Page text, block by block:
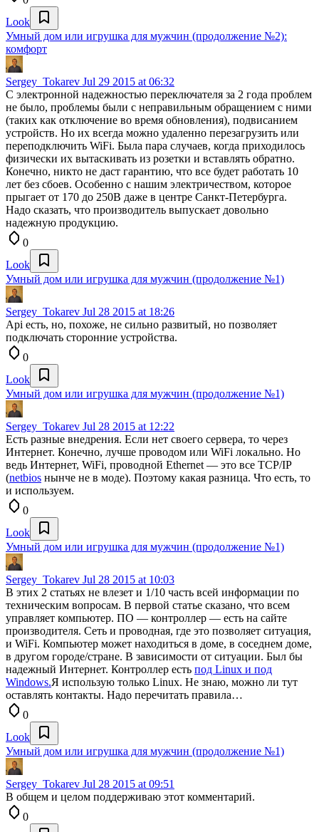
Look
Умный дом или игрушка для мужчин (продолжение №2):
комфорт
Sergey_Tokarev Jul 29 2015 at 06:32
С электронной надежностью переключателя за 2 года проблем
не было, проблемы были с неправильным обращением с ними
(таких как отключение во время обновления), подвисанием
устройств. Но их всегда можно удаленно перезагрузить или
переподключить WiFi. Была пара случаев, когда приходилось
физически их вытаскивать из розетки и вставлять обратно.
Конечно, никто не даст гарантию, что все будет работать 10
лет без сбоев. Особенно с нашим электричеством, которое
прыгает от 170 до 250В даже в центре Санкт-Петербурга.
Надо сказать, что производитель выпускает довольно
надежную продукцию.
0
Look
Умный дом или игрушка для мужчин (продолжение №1)
Sergey_Tokarev Jul 28 2015 at 18:26
Api есть, но, похоже, не сильно развитый, но позволяет
подключать сторонние устройства.
0
Look
Умный дом или игрушка для мужчин (продолжение №1)
Sergey_Tokarev Jul 28 2015 at 12:22
Есть разные внедрения. Если нет своего сервера, то через
Интернет. Конечно, лучше проводом или WiFi локально. Но
ведь Интернет, WiFi, проводной Ethernet — это все TCP/IP
(netbios нынче не в моде). Поэтому какая разница. Что есть, то
и используем.
0
Look
Умный дом или игрушка для мужчин (продолжение №1)
Sergey_Tokarev Jul 28 2015 at 10:03
В этих 2 статьях не влезет и 1/10 часть всей информации по
техническим вопросам. В первой статье сказано, что всем
управляет компьютер. ПО — контроллер — есть на сайте
производителя. Сеть и проводная, где это позволяет ситуация,
и WiFi. Компьютер может находиться в доме, в соседнем доме,
в другом городе/стране. В зависимости от ситуации. Был бы
надежный Интернет. Контроллер есть под Linux и под
Windows.Я использую только Linux. Не знаю, можно ли тут
оставлять контакты. Надо перечитать правила…
0
Look
Умный дом или игрушка для мужчин (продолжение №1)
Sergey_Tokarev Jul 28 2015 at 09:51
В общем и целом поддерживаю этот комментарий.
0